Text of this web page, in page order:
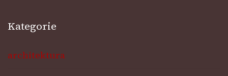
Kategorie
architektura